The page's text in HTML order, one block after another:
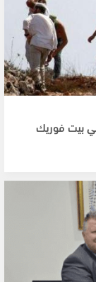
في بيت فوريك